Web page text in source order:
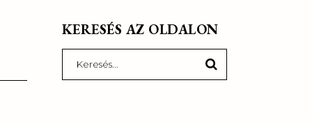
KERESÉS AZ OLDALON
Search